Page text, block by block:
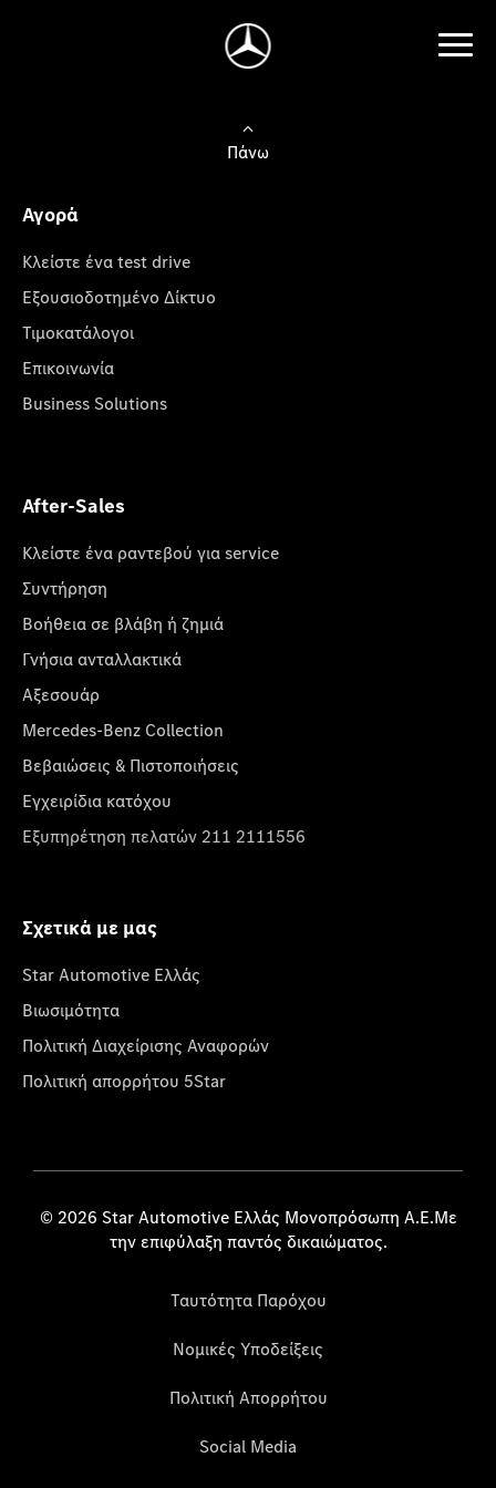
Πάνω
Αγορά
Κλείστε ένα test drive
Εξουσιοδοτημένο Δίκτυο
Τιμοκατάλογοι
Επικοινωνία
Business Solutions
After-Sales
Κλείστε ένα ραντεβού για service
Συντήρηση
Βοήθεια σε βλάβη ή ζημιά
Γνήσια ανταλλακτικά
Αξεσουάρ
Mercedes-Benz Collection
Βεβαιώσεις & Πιστοποιήσεις
Εγχειρίδια κατόχου
Εξυπηρέτηση πελατών 211 2111556
Σχετικά με μας
Star Automotive Ελλάς
Βιωσιμότητα
Πολιτική Διαχείρισης Αναφορών
Πολιτική απορρήτου 5Star
© 2026 Star Automotive Ελλάς Μονοπρόσωπη Α.Ε.Με
την επιφύλαξη παντός δικαιώματος.
Ταυτότητα Παρόχου
Νομικές Υποδείξεις
Πολιτική Απορρήτου
Social Media